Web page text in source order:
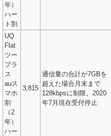
年）
ハー
ト割
UQ
Flat
ツー
プラ
ス
auス
マホ
割
（2
年）
ハー
3,815
通信量の合計が7GBを
超えた場合月末まで
128kbpsに制限。2020
年7月現在受付停止